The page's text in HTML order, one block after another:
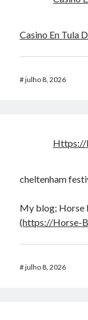
Casino En Tula
#julho 8, 2026
Https://
cheltenham
My blog; Horse
(https://Horse-
#julho 8, 2026